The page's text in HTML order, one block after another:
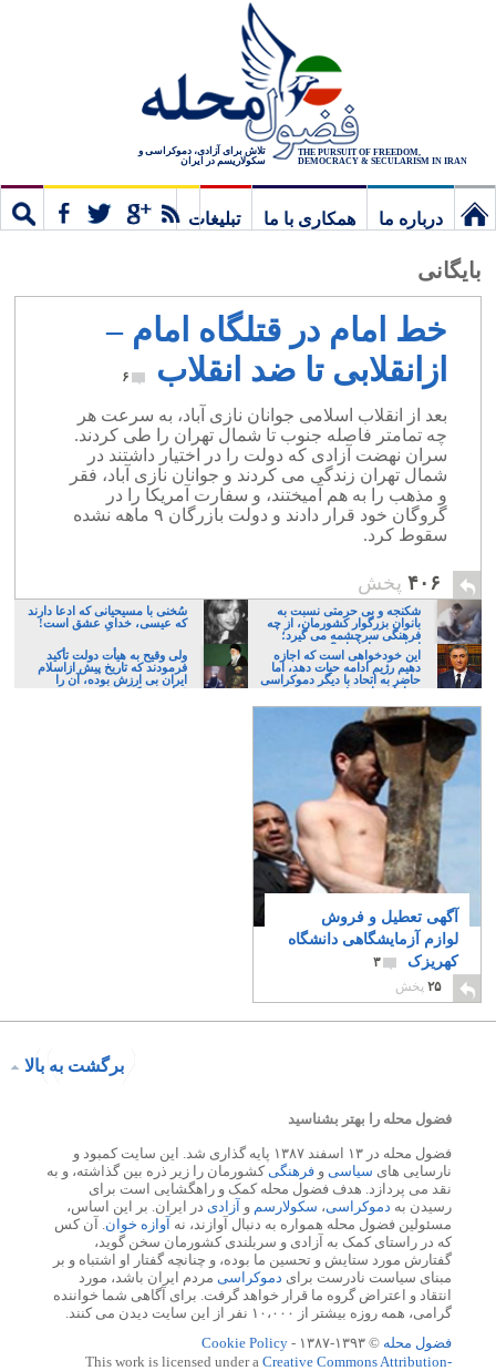
THE PURSUIT OF FREEDOM,
DEMOCRACY & SECULARISM IN IRAN
تلاش برای آزادی، دموکراسی و
سکولاریسم در ایران
درباره ما همکاری با ما
تبلیغات
بایگانی
خط امام در قتلگاه امام –
ازانقلابی تا ضد انقلاب
۶
بعد از انقلاب اسلامی جوانان نازی آباد، به سرعت هر
چه تمامتر فاصله جنوب تا شمال تهران را طی کردند.
سران نهضت آزادی که دولت را در اختیار داشتند در
شمال تهران زندگی می کردند و جوانان نازی آباد، فقر
و مذهب را به هم آمیختند، و سفارت آمریکا را در
گروگان خود قرار دادند و دولت بازرگان ۹ ماهه نشده
سقوط کرد.
۴۰۶ پخش
شکنجه و بی حرمتی نسبت به
بانوان بزرگوار کشورمان، از چه
فرهنگی سرچشمه می گیرد؛
ایرانی، و یا تازیان؟
سُخنی با مسیحیانی که ادعا دارند
که عیسی، خدایِ عشق است!
این خودخواهی است که اجازه
دهیم رژیم ادامه حیات دهد، اما
حاضر به اتحاد با دیگر دموکراسی
خواهان نباشیم!
ولی وقیح به هیأت دولت تأکید
فرمودند که تاریخ پیش ازاسلام
ایران بی ارزش بوده، آن را
فراموش کنند
آگهی تعطیل و فروش
لوازم آزمایشگاهی دانشگاه
کهریزک
۳
۲۵ پخش
برگشت به بالا
فضول محله را بهتر بشناسید
فضول محله در ۱۳ اسفند ۱۳۸۷ پایه گذاری شد. این سایت کمبود و
نارسایی های سیاسی و فرهنگیکشورمان را زیر ذره بین گذاشته، و به
نقد می پردازد. هدف فضول محله کمک و راهگشایی است برای
رسیدن به دموکراسی، سکولارسم و آزادی در ایران. بر این اساس،
مسئولین فضول محله همواره به دنبال آوازند، نه آوازه خوان. آن کس
که در راستای کمک به آزادی و سربلندی کشورمان سخن گوید،
گفتارش مورد ستایش و تحسین ما بوده، و چنانچه گفتار او اشتباه و بر
مبنای سیاست نادرست برای دموکراسی مردم ایران باشد، مورد
انتقاد و اعتراض گروه ما قرار خواهد گرفت. برای آگاهی شما خواننده
گرامی، همه روزه بیشتر از ۱۰،۰۰۰ نفر از این سایت دیدن می کنند.
فضول محله © ۱۳۹۳-۱۳۸۷ -
Cookie Policy
This work is licensed under a Creative Commons Attribution-